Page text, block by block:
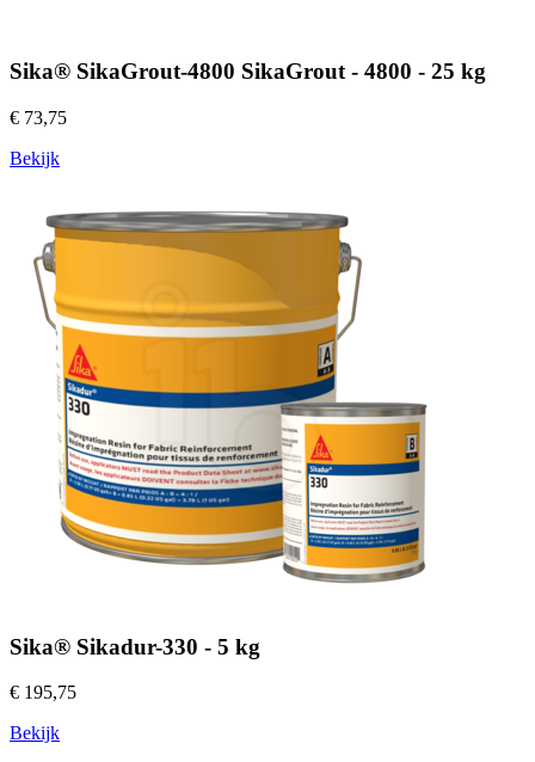
Sika® SikaGrout-4800 SikaGrout - 4800 - 25 kg
€ 73,75
Bekijk
Sika® Sikadur-330 - 5 kg
€ 195,75
Bekijk